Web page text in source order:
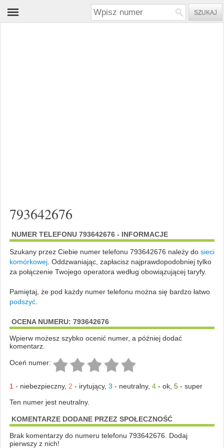
793642676
NUMER TELEFONU 793642676 - INFORMACJE
Szukany przez Ciebie numer telefonu 793642676 należy do sieci
komórkowej. Oddzwaniając, zapłacisz najprawdopodobniej tylko
za połączenie Twojego operatora według obowiązującej taryfy.
Pamiętaj, że pod każdy numer telefonu można się bardzo łatwo
podszyć.
OCENA NUMERU: 793642676
Wpierw możesz szybko ocenić numer, a później dodać
komentarz.
Oceń numer:
1 - niebezpieczny, 2 - irytujący, 3 - neutralny, 4- ok, 5- super
Ten numer jest neutralny.
KOMENTARZE DODANE PRZEZ SPOŁECZNOŚĆ
Brak komentarzy do numeru telefonu 793642676. Dodaj
pierwszy z nich!